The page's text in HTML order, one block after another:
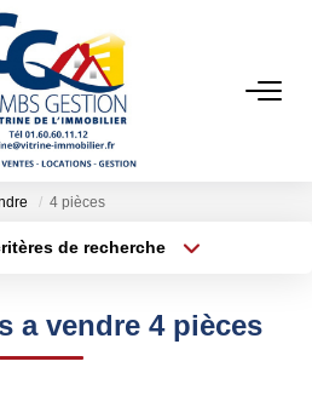
VENTES
4 pièces
de recherche
a vendre 4 pièces